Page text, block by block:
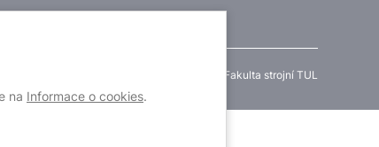
| © 2022 Fakulta strojní TUL
na Informace o cookies.